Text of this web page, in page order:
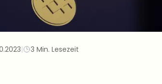
| 3 Min. Lesezeit